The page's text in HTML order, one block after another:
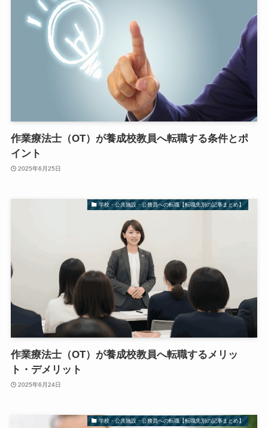
作業療法士（OT）が養成校教員へ転職する条件とポ
イント
2025年6月25日
学校・公共施設・公務員への転職【転職先別の記事まとめ】
作業療法士（OT）が養成校教員へ転職するメリッ
ト・デメリット
2025年6月24日
学校・公共施設・公務員への転職【転職先別の記事まとめ】